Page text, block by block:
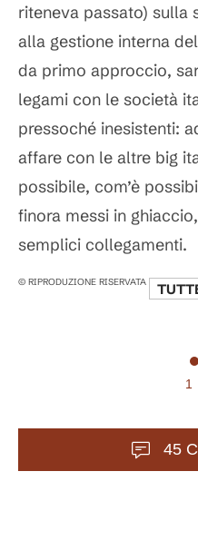
riteneva passato) sulla
alla gestione interna
da primo approccio,
legami con le società
pressoché inesistenti:
affare con le altre big
possibile, com’è
finora messi in
semplici collegamenti.
© RIPRODUZIONE RISERVATA
1
45